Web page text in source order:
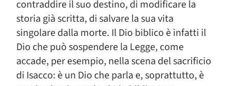
contraddire il suo destino, di modificare la
storia già scritta, di salvare la sua vita
singolare dalla morte. Il Dio biblico è infatti il
Dio che può sospendere la Legge, come
accade, per esempio, nella scena del sacrificio
di Isacco: è un Dio che parla e, soprattutto, è